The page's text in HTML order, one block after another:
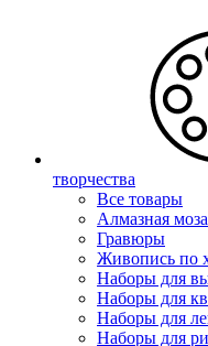
творчества
Все товары
Алмазная
Гравюры
Живопись по
Наборы для
Наборы для
Наборы для
Наборы для